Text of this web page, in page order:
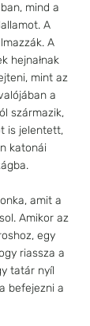
mind a
A
A
hejnałnak
mint az
a
származik,
is jelentett,
katonái
amit a
Amikor az
egy
riassza a
tatár nyíl
befejezni a